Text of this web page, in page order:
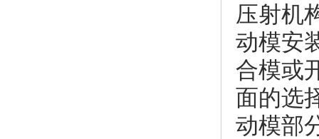
压射机
动模安
合模或
面的选
动模部